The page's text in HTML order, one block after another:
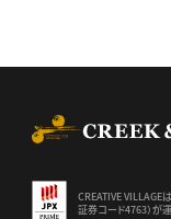
CREATIVE VILLAGE
証券コード4763）が運